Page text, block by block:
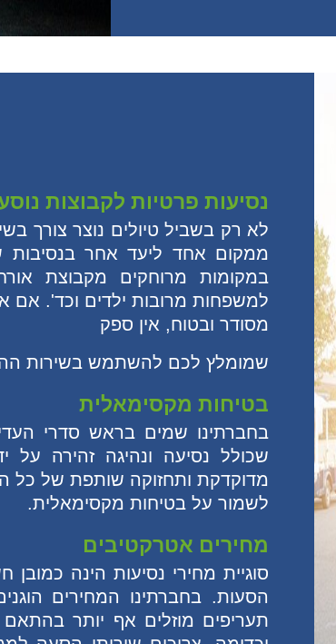
נסיעות פרטיות לקבוצות
לא רק בשביל טיולים נוצר צורך
ממקום אחד ליעד אחר בנסיבות
במקומות מרוחקים מקבוצת
למשפחות מרובות ילדים וכד'. אם
מסודר ובטוח, אין ספק
שמומלץ לכם להשתמש בשירות
בטיחות מקסימאלית
בחברתינו שמים בראש סדרי
שכולל נסיעה ונהיגה זהירה על
מדוקדקת ותחזוקה שותפת של כל
לשמור על בטיחות מקסימאלית.
מחירים אטרקטיבים
סוגיית מחירי נסיעות הינה
הסעות. בחברתינו המחירים
תעריפים מוזלים אף יותר